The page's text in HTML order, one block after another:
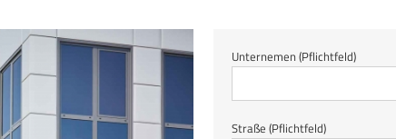
Unternemen (Pflichtfeld)
Straße (Pflichtfeld)